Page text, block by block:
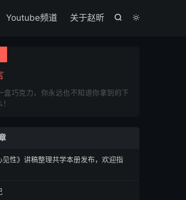


Youtube频道 关于赵昕
盒巧克力，你永远也不知道你拿到的下
见性》讲稿整理共学本册发布，欢迎指